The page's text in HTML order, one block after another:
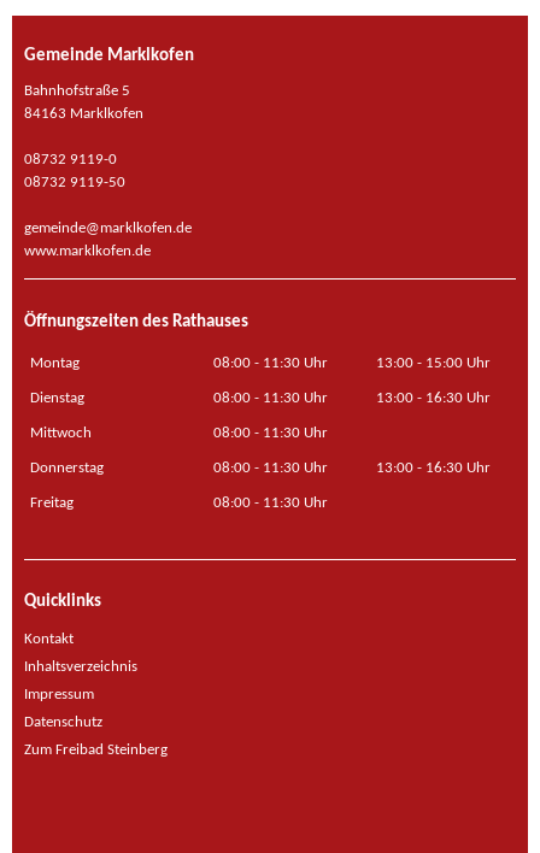
Gemeinde Marklkofen
Bahnhofstraße 5
84163 Marklkofen
08732 9119-0
08732 9119-50
gemeinde@marklkofen.de
www.marklkofen.de
Öffnungszeiten des Rathauses
Montag 08:00 - 11:30 Uhr 13:00 - 15:00 Uhr
Dienstag 08:00 - 11:30 Uhr 13:00 - 16:30 Uhr
Mittwoch 08:00 - 11:30 Uhr
Donnerstag 08:00 - 11:30 Uhr 13:00 - 16:30 Uhr
Freitag 08:00 - 11:30 Uhr
Quicklinks
Kontakt
Inhaltsverzeichnis
Impressum
Datenschutz
Zum Freibad Steinberg